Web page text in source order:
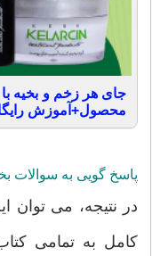
محصول+آموزش
پاسخ گویی به سوالات
در نتیجه، می توان
کامل به تمامی